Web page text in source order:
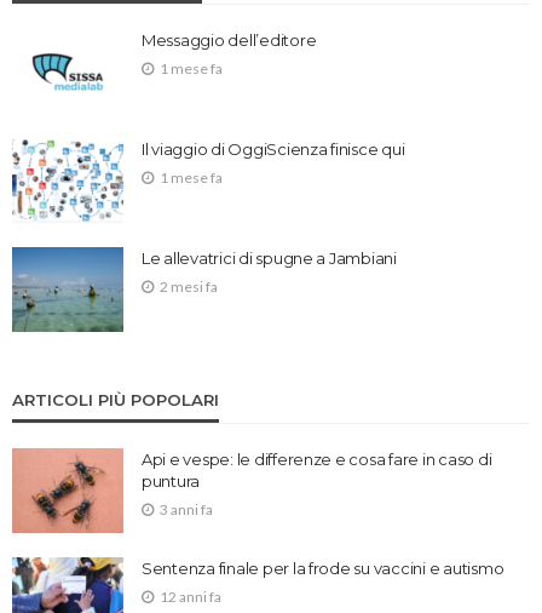
Messaggio dell’editore
1 mese fa
Il viaggio di OggiScienza finisce qui
1 mese fa
Le allevatrici di spugne a Jambiani
2 mesi fa
ARTICOLI PIÙ POPOLARI
Api e vespe: le differenze e cosa fare in caso di
puntura
3 anni fa
Sentenza finale per la frode su vaccini e autismo
12 anni fa